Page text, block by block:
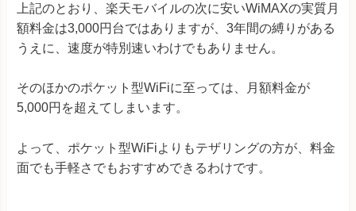
上記のとおり、楽天モバイルの次に安いWiMAXの実質月
額料金は3,000円台ではありますが、3年間の縛りがある
うえに、速度が特別速いわけでもありません。
そのほかのポケット型WiFiに至っては、月額料金が
5,000円を超えてしまいます。
よって、ポケット型WiFiよりもテザリングの方が、料金
面でも手軽さでもおすすめできるわけです。